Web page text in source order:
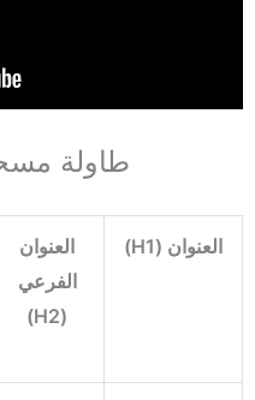
طاولة
العنوان (H1)
العنوان
الفرعي
(H2)